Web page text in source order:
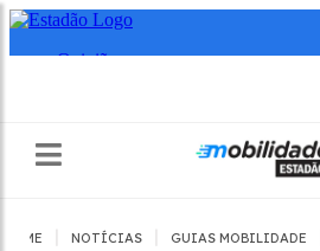
HOME NOTÍCIAS GUIAS MOBILIDADE